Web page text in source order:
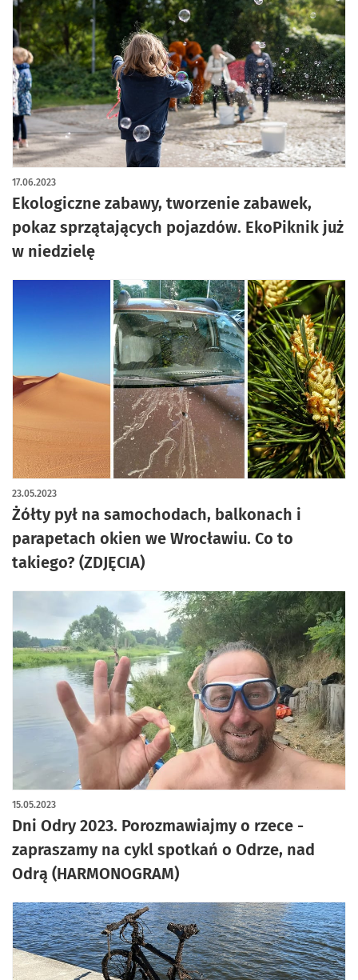
Ekologiczne zabawy, tworzenie zabawek,
pokaz sprzątających pojazdów. EkoPiknik już
w niedzielę
17.06.2023
artykuł z galerią zdjęć
Żółty pył na samochodach, balkonach i
parapetach okien we Wrocławiu. Co to
takiego? (ZDJĘCIA)
23.05.2023
Dni Odry 2023. Porozmawiajmy o rzece -
zapraszamy na cykl spotkań o Odrze, nad
Odrą (HARMONOGRAM)
15.05.2023